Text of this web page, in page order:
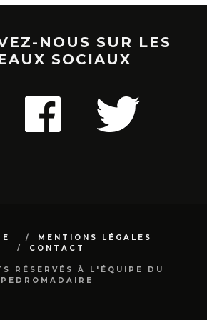
NOUS SUR LES
SOCIAUX
MENTIONS LÉGALES
CONTACT
RÉSERVÉS À L'ÉQUIPE DU
PEDROMADAIRE